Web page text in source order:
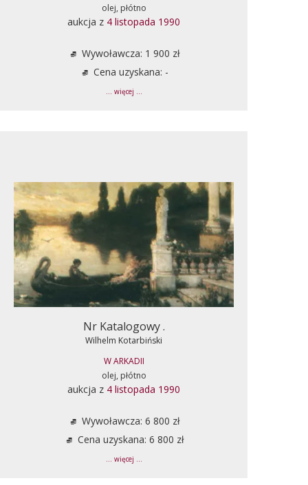
olej, płótno
aukcja z 4 listopada 1990
Wywoławcza: 1 900 zł
Cena uzyskana: -
... więcej ...
Nr Katalogowy .
Wilhelm Kotarbiński
W ARKADII
olej, płótno
aukcja z 4 listopada 1990
Wywoławcza: 6 800 zł
Cena uzyskana: 6 800 zł
... więcej ...